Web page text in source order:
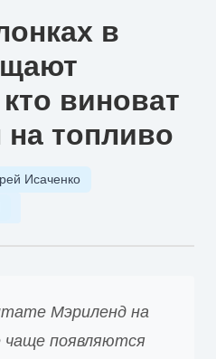
в
виноват
на топливо
Исаченко
Мэриленд на
чаще появляются